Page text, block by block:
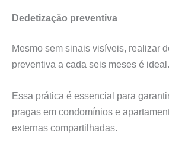
Dedetização preventiva
Mesmo sem sinais visíveis, realizar
preventiva a cada seis meses é ideal.
Essa prática é essencial para
pragas em condomínios e
externas compartilhadas.